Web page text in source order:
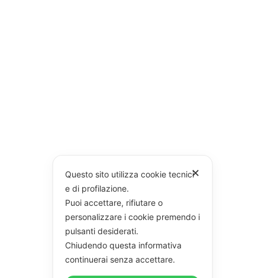
✕
Questo sito utilizza cookie tecnici
e di profilazione.
Puoi accettare, rifiutare o
personalizzare i cookie premendo i
pulsanti desiderati.
Chiudendo questa informativa
continuerai senza accettare.